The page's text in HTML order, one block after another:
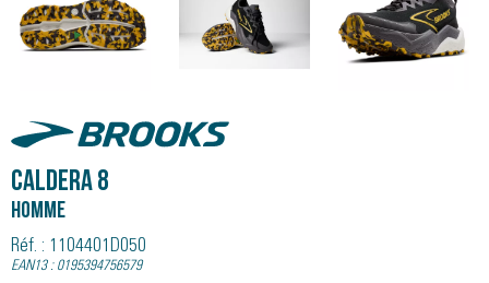
Brooks
CALDERA 8
Homme
Réf. : 1104401D050
EAN13 : 0195394756579